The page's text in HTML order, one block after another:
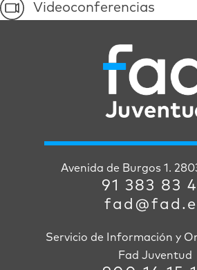
Videoconferencias
Avenida de Burgos 1.
91 383 83
Servicio de Información y
Fad Juventud